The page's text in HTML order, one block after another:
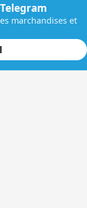
marchandises et